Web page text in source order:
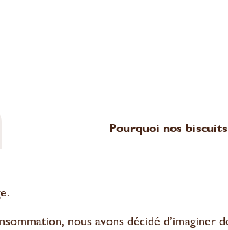
Pourquoi nos
nous avons décidé d’imaginer